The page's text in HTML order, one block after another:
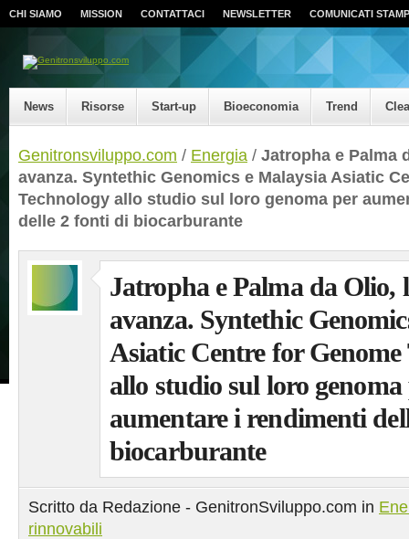
CHI SIAMO MISSION CONTATTACI NEWSLETTER COMUNICATI
News Risorse Start-up Bioeconomia Trend
Genitronsviluppo.com / Energia / Jatropha e Palma
avanza. Syntethic Genomics e Malaysia Asiatic
Technology allo studio sul loro genoma per
delle 2 fonti di biocarburante
Jatropha e Palma da Olio,
avanza. Syntethic
Asiatic Centre for Genome
allo studio sul loro genoma
aumentare i rendimenti
biocarburante
Scritto da Redazione - GenitronSviluppo.com in
rinnovabili